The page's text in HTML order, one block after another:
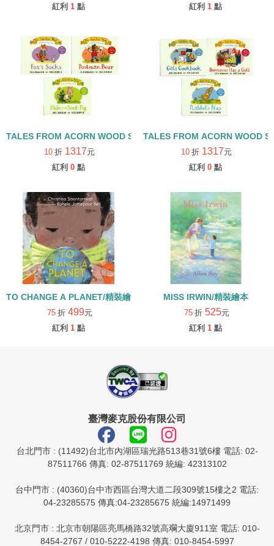
紅利 1 點
紅利 1 點
TALES FROM ACORN WOOD STORY COLLECTION 觀察探索組/
10 折 1317元
紅利 0 點
TALES FROM ACORN WOOD
10 折 1317元
紅利 0 點
TO CHANGE A PLANET/精裝繪本
75 折 499元
紅利 1 點
MISS IRWIN/精裝繪本
75 折 525元
紅利 1 點
臺灣麥克股份有限公司
台北門市 : (11492)台北市內湖區瑞光路513巷31號6樓 電話: 02-
87511766 傳真: 02-87511769 統編: 42313102
台中門市 : (40360)台中市西區台灣大道二段309號15樓之2 電話:
04-23285575 傳真:04-23285675 統編:14971499
北京門市 : 北京市朝陽區亮馬橋路32號高斕大廈911室 電話: 010-
8454-2767 / 010-5222-4198 傳真: 010-8454-5997